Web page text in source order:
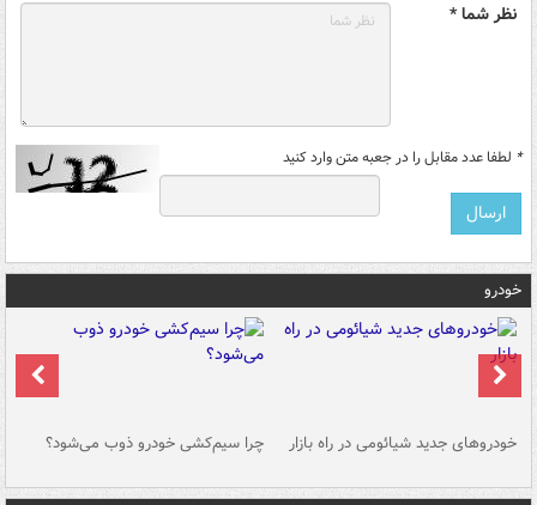
نظر شما *
* لطفا عدد مقابل را در جعبه متن وارد کنید
خودرو
خودروهای جدید شیائومی در راه بازار چرا سیم‌کشی خودرو ذوب می‌شود؟